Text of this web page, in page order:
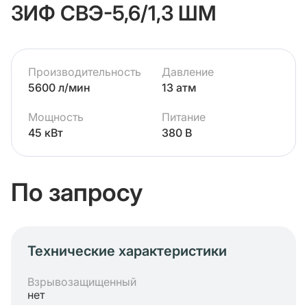
ЗИФ СВЭ-5,6/1,3 ШМ
Производительность
5600 л/мин
Давление
13 атм
Мощность
45 кВт
Питание
380 В
По запросу
Технические характеристики
Взрывозащищенный
нет